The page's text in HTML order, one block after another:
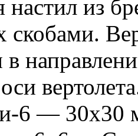
настил из
скобами.
6 —